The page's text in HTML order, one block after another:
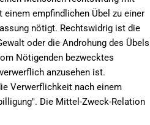
empfindlichen Übel zu einer
nötigt. Rechtswidrig ist die
oder die Androhung des Übels
Nötigenden bezwecktes
anzusehen ist.
Verwerflichkeit nach einem
Die Mittel-Zweck-Relation